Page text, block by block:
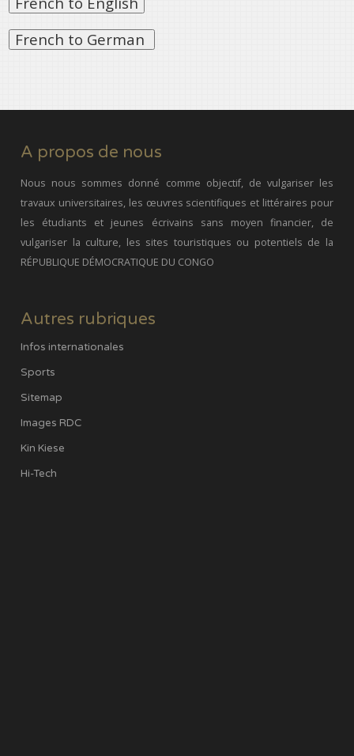
A propos de nous
Nous nous sommes donné comme objectif, de vulgariser les
travaux universitaires, les œuvres scientifiques et littéraires pour
les étudiants et jeunes écrivains sans moyen financier, de
vulgariser la culture, les sites touristiques ou potentiels de la
RÉPUBLIQUE DÉMOCRATIQUE DU CONGO
Autres rubriques
Infos internationales
Sports
Sitemap
Images RDC
Kin Kiese
Hi-Tech